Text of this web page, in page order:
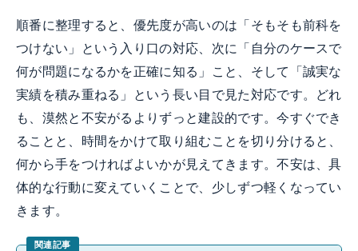
順番に整理すると、優先度が高いのは「そもそも前科を
つけない」という入り口の対応、次に「自分のケースで
何が問題になるかを正確に知る」こと、そして「誠実な
実績を積み重ねる」という長い目で見た対応です。どれ
も、漠然と不安がるよりずっと建設的です。今すぐでき
ることと、時間をかけて取り組むことを切り分けると、
何から手をつければよいかが見えてきます。不安は、具
体的な行動に変えていくことで、少しずつ軽くなってい
きます。